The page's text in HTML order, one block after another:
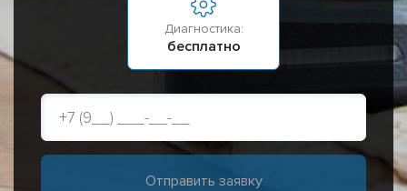
Диагностика:
бесплатно